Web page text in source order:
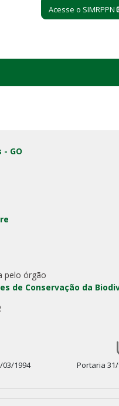
Acesse o SIMRPPN
GO
pelo órgão
de Conservação da
03/1994 Portaria